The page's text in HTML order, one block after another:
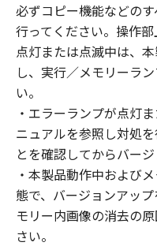
必ずコピー機能などの
行ってください。操作
点灯または点滅中は、
し、実行／メモリーラ
い。
・エラーランプが点灯
ニュアルを参照し対処
とを確認してからバー
・本製品動作中および
態で、バージョンアッ
モリー内画像の消去の
さい。